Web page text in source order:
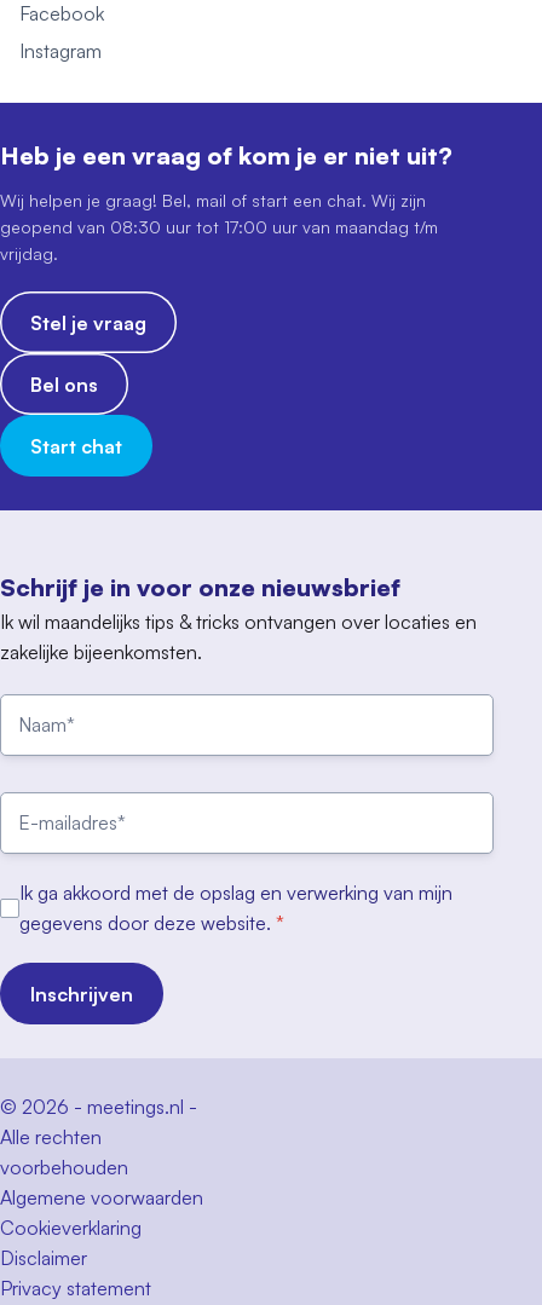
Facebook
Instagram
Schrijf je in voor onze nieuwsbrief
Ik wil maandelijks tips & tricks ontvangen over locaties en
zakelijke bijeenkomsten.
Ik ga akkoord met de opslag en verwerking van mijn
gegevens door deze website. *
Inschrijven
Heb je een vraag of kom je er niet uit?
Wij helpen je graag! Bel, mail of start een chat. Wij zijn
geopend van 08:30 uur tot 17:00 uur van maandag t/m
vrijdag.
Stel je vraag
Bel ons
Start chat
© 2026 - meetings.nl -
Alle rechten
voorbehouden
Algemene voorwaarden
Cookieverklaring
Disclaimer
Privacy statement